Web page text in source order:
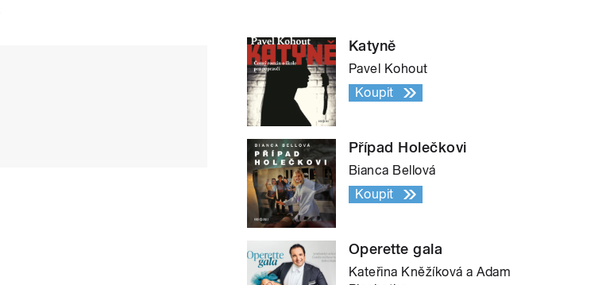
Katyně
Pavel Kohout
Koupit
Případ Holečkovi
Bianca Bellová
Koupit
Operette gala
Kateřina Kněžíková a Adam